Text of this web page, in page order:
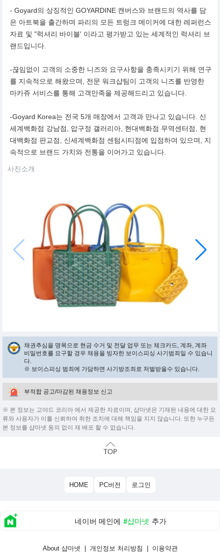
- Goyard의 상징적인 GOYARDINE 캔버스와 브랜드의 역사를 담
은 아트북을 출간하며 파리의 모든 트렁크 메이커에 대한 레퍼런스
자료 및 "럭셔리 바이블' 이라고 평가받고 있는 세계적인 럭셔리 브
랜드입니다.
-끊임없이 고객의 소중한 니즈와 요구사항을 충족시키기 위해 연구
를 지속적으로 해왔으며, 전문 워크샵팀이 고객의 니즈를 반영한
마카쥬 서비스를 통해 고객만족을 제공해드리고 있습니다.
-Goyard Korea는 전국 5개 매장에서 고객과 만나고 있습니다. 신
세계백화점 강남점, 압구정 갤러리아, 현대백화점 무역센터점, 현
대백화점 판교점, 신세계백화점 센텀시티점에 입점하여 있으며, 지
속적으로 브랜드 가치와 전통을 이어가고 있습니다.
사진소개
채권추심을 명목으로 현금 수거 및 전달 업무 또는 체크카드, 계좌, 계좌
비밀번호를 요구할 경우 채용을 빙자한 보이스피싱 사기범죄일 수 있습니
다.
※ 보이스피싱 범죄에 가담하면 사기방조죄로 처벌받을수 있습니다.
부적합 공고/마감된 채용정보 신고
※ 본 정보는 고야드 코리아 에서 제공한 자료이며, 샵마넷은 기재된 내용에 대한 오
류와 사용자가 이를 신뢰하여 취한 조치에 대해 책임을 지지 않습니다. 또한 누구든
본 정보를 샵마넷 동의 없이 재 배포 할 수 없습니다.
HOME PC버전 로그인
네이버 메인에 #샵마넷 추가
About 샵마넷 개인정보 처리방침 이용약관